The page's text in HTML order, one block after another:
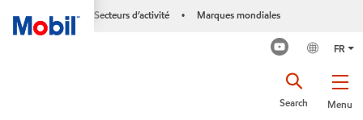
Secteurs d’activité • Marques mondiales
FR
Menu
Search